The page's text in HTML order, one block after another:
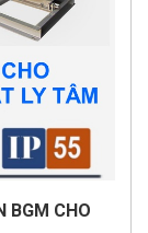
BGM CHO